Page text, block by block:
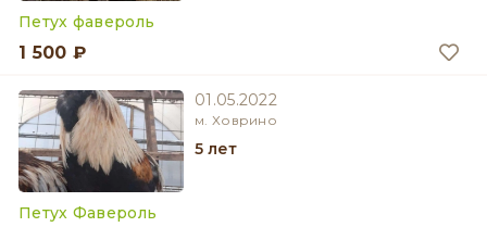
Петух фавероль
1 500 ₽
01.05.2022
м. Ховрино
5 лет
Петух Фавероль